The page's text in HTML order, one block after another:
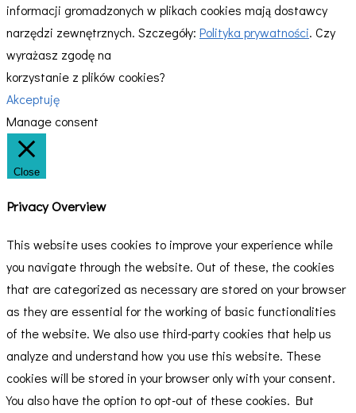
informacji gromadzonych w plikach cookies mają dostawcy
narzędzi zewnętrznych. Szczegóły: Polityka prywatności. Czy
wyrażasz zgodę na
korzystanie z plików cookies?
Akceptuję
Manage consent
Close
Privacy Overview
This website uses cookies to improve your experience while
you navigate through the website. Out of these, the cookies
that are categorized as necessary are stored on your browser
as they are essential for the working of basic functionalities
of the website. We also use third-party cookies that help us
analyze and understand how you use this website. These
cookies will be stored in your browser only with your consent.
You also have the option to opt-out of these cookies. But